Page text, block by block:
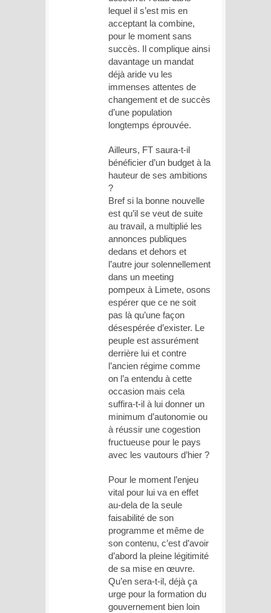
lequel il s’est mis en
acceptant la combine,
pour le moment sans
succès. Il complique ainsi
davantage un mandat
déjà aride vu les
immenses attentes de
changement et de succès
d’une population
longtemps éprouvée.
Ailleurs, FT saura-t-il
bénéficier d’un budget à la
hauteur de ses ambitions
?
Bref si la bonne nouvelle
est qu’il se veut de suite
au travail, a multiplié les
annonces publiques
dedans et dehors et
l’autre jour solennellement
dans un meeting
pompeux à Limete, osons
espérer que ce ne soit
pas là qu’une façon
désespérée d’exister. Le
peuple est assurément
derrière lui et contre
l’ancien régime comme
on l’a entendu à cette
occasion mais cela
suffira-t-il à lui donner un
minimum d’autonomie ou
à réussir une cogestion
fructueuse pour le pays
avec les vautours d’hier ?
Pour le moment l’enjeu
vital pour lui va en effet
au-dela de la seule
faisabilité de son
programme et même de
son contenu, c’est d’avoir
d’abord la pleine légitimité
de sa mise en œuvre.
Qu’en sera-t-il, déjà ça
urge pour la formation du
gouvernement bien loin